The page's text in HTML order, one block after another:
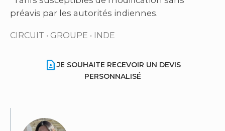
préavis par les autorités indiennes.
CIRCUIT • GROUPE • INDE
contact_pageJE SOUHAITE RECEVOIR UN DEVIS
PERSONNALISÉ